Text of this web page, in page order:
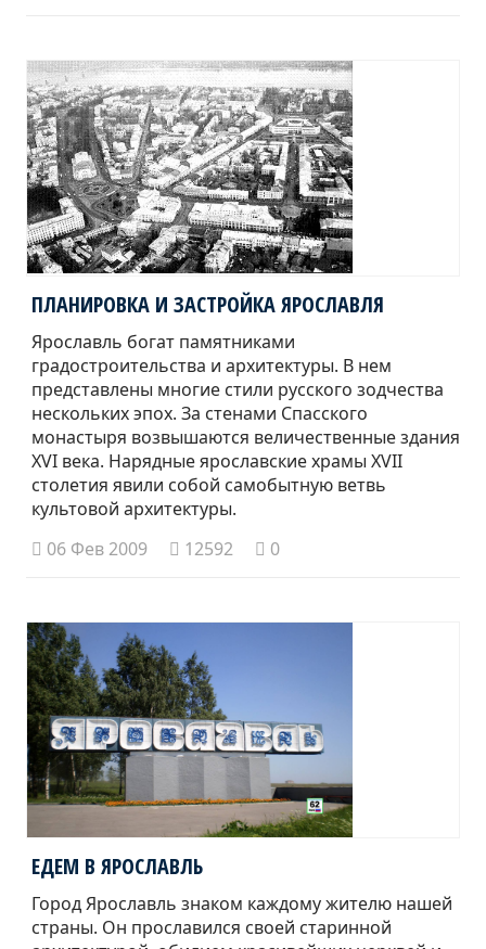
ПЛАНИРОВКА И ЗАСТРОЙКА ЯРОСЛАВЛЯ
Ярославль богат памятниками
градостроительства и архитектуры. В нем
представлены многие стили русского зодчества
нескольких эпох. За стенами Спасского
монастыря возвышаются величественные здания
XVI века. Нарядные ярославские храмы XVII
столетия явили собой самобытную ветвь
культовой архитектуры.
06 Фев 2009
12592 0
ЕДЕМ В ЯРОСЛАВЛЬ
Город Ярославль знаком каждому жителю нашей
страны. Он прославился своей старинной